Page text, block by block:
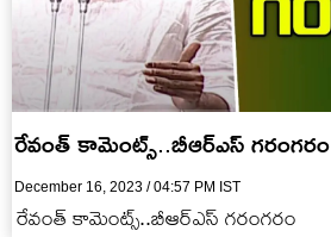
రేవంత్‌ కామెంట్స్‌..బీఆర్ఎస్‌ గరంగరం
December 16, 2023 / 04:57 PM IST
రేవంత్‌ కామెంట్స్‌..బీఆర్ఎస్‌ గరంగరం